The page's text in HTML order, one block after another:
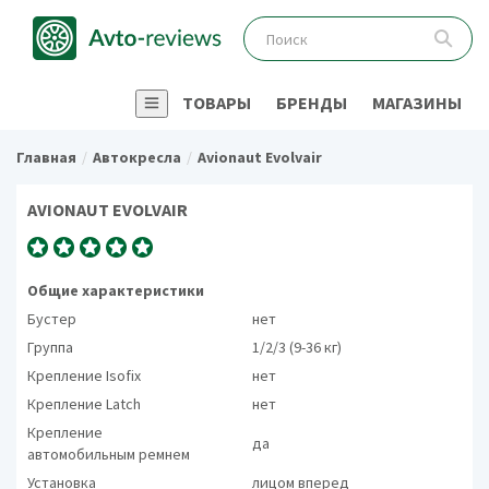
ТОВАРЫ БРЕНДЫ МАГАЗИНЫ
Главная Автокресла Avionaut Evolvair
AVIONAUT EVOLVAIR
Общие характеристики
Бустер
нет
Группа
1/2/3 (9-36 кг)
Крепление Isofix
нет
Крепление Latch
нет
Крепление
автомобильным ремнем
да
Установка
лицом вперед